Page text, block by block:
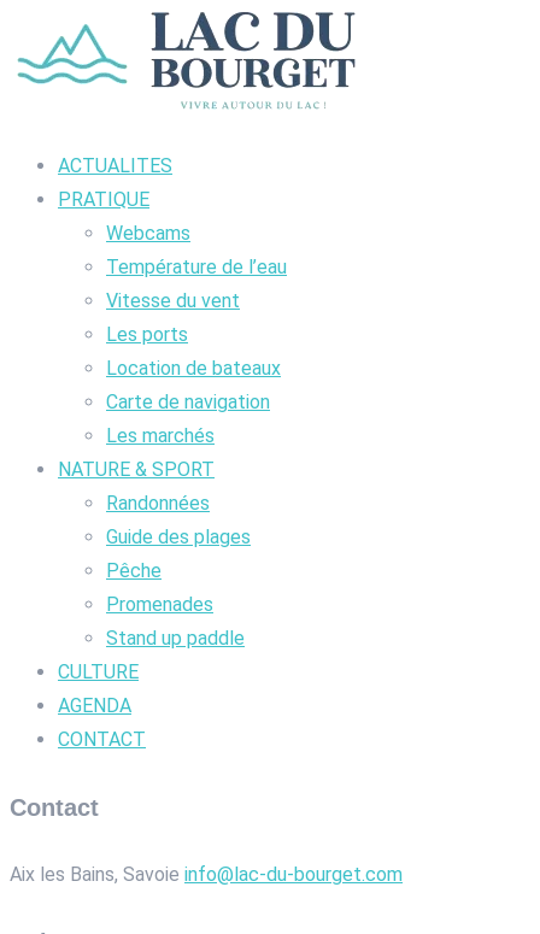
ACTUALITES
PRATIQUE
Webcams
Température de l’eau
Vitesse du vent
Les ports
Location de bateaux
Carte de navigation
Les marchés
NATURE & SPORT
Randonnées
Guide des plages
Pêche
Promenades
Stand up paddle
CULTURE
AGENDA
CONTACT
Contact
Aix les Bains, Savoie info@lac-du-bourget.com